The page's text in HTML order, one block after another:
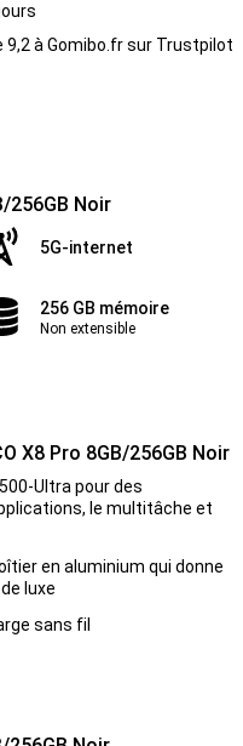
à Gomibo.fr sur Trustpilot
256GB Noir
5G-internet
256 GB mémoire
Non extensible
X8 Pro 8GB/256GB Noir
Ultra pour des
le multitâche et
en aluminium qui donne
luxe
sans fil